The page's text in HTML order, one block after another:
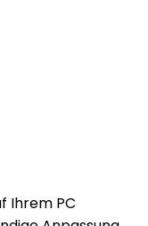
Ihrem PC